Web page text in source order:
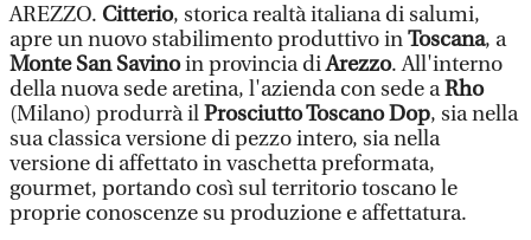
AREZZO. Citterio, storica realtà italiana di salumi,
apre un nuovo stabilimento produttivo inToscana, a
Monte San Savinoin provincia diArezzo. All'interno
della nuova sede aretina, l'azienda con sede aRho
(Milano) produrrà ilProsciutto Toscano Dop, sia nella
sua classica versione di pezzo intero, sia nella
versione di affettato in vaschetta preformata,
gourmet, portando così sul territorio toscano le
proprie conoscenze su produzione e affettatura.